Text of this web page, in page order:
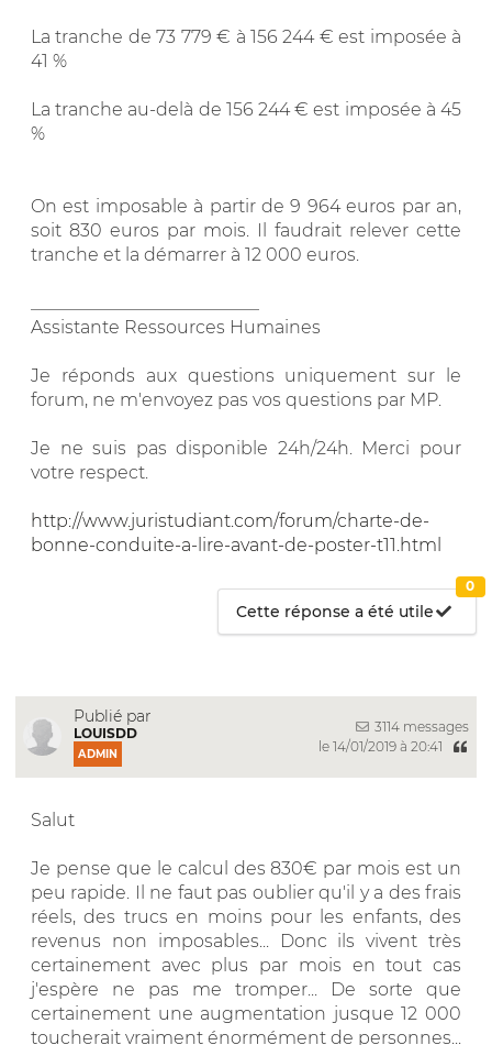
La tranche de 73 779 € à 156 244 € est imposée à
41 %
La tranche au-delà de 156 244 € est imposée à 45
%
On est imposable à partir de 9 964 euros par an,
soit 830 euros par mois. Il faudrait relever cette
tranche et la démarrer à 12 000 euros.
Assistante Ressources Humaines
Je réponds aux questions uniquement sur le
forum, ne m'envoyez pas vos questions par MP.
Je ne suis pas disponible 24h/24h. Merci pour
votre respect.
http://www.juristudiant.com/forum/charte-de-
bonne-conduite-a-lire-avant-de-poster-t11.html
Cette réponse a été utile
0
Publié par
LOUISDD
ADMIN
3114 messages
le 14/01/2019 à 20:41
Salut
Je pense que le calcul des 830€ par mois est un
peu rapide. Il ne faut pas oublier qu'il y a des frais
réels, des trucs en moins pour les enfants, des
revenus non imposables... Donc ils vivent très
certainement avec plus par mois en tout cas
j'espère ne pas me tromper... De sorte que
certainement une augmentation jusque 12 000
toucherait vraiment énormément de personnes...